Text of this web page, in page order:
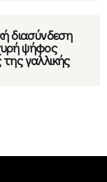
διασύνδεση
ψήφος
γαλλικής